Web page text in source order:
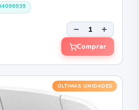
− +
Comprar
ÚLTIMAS UNIDADES